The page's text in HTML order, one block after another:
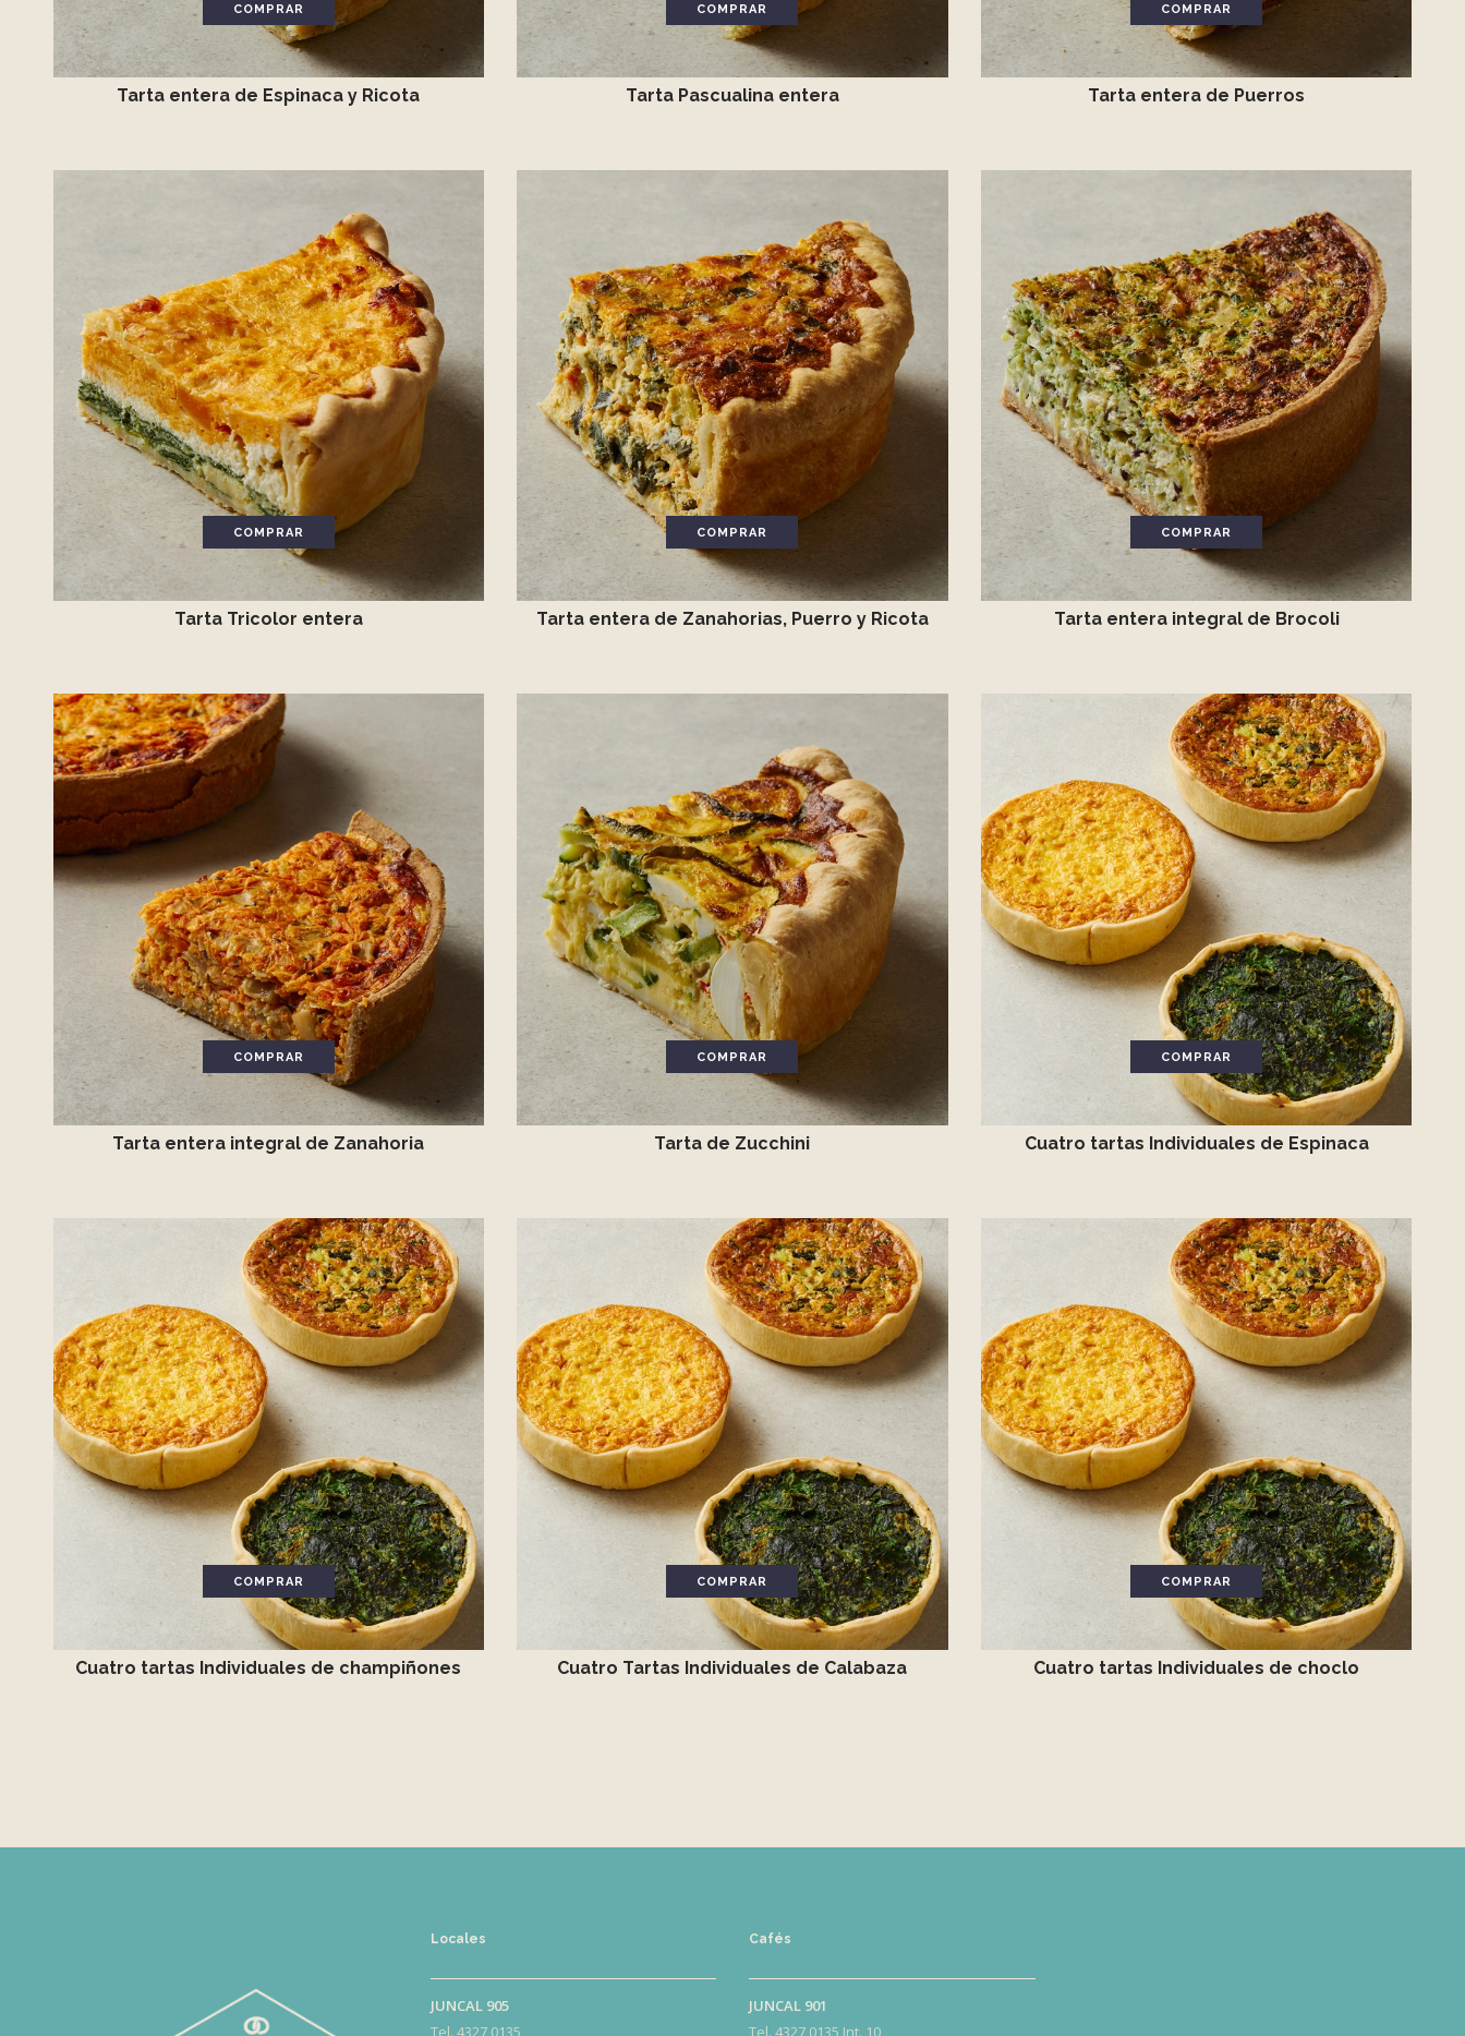
COMPRAR
Tarta entera de Espinaca y Ricota
COMPRAR
Tarta Pascualina entera
COMPRAR
Tarta entera de Puerros
COMPRAR
Tarta Tricolor entera
COMPRAR
Tarta entera de Zanahorias, Puerro y Ricota
COMPRAR
Tarta entera integral de Brocoli
COMPRAR
Tarta entera integral de Zanahoria
COMPRAR
Tarta de Zucchini
COMPRAR
Cuatro tartas Individuales de Espinaca
COMPRAR
Cuatro tartas Individuales de champiñones
COMPRAR
Cuatro Tartas Individuales de Calabaza
COMPRAR
Cuatro tartas Individuales de choclo
Locales
JUNCAL 905
Tel. 4327 0135
Cafés
JUNCAL 901
Tel. 4327 0135 Int. 10